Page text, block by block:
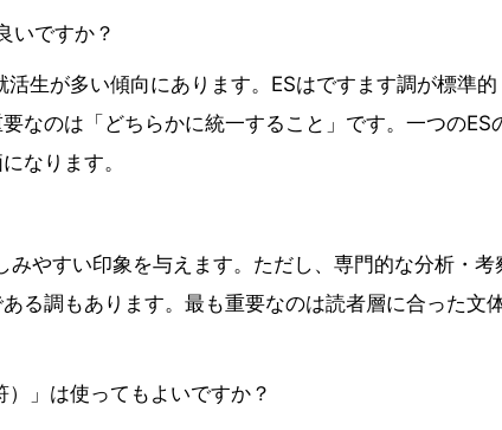
いですか？
生が多い傾向にあります。ESはですます調が標準的
なのは「どちらかに統一すること」です。一つのES
なります。
やすい印象を与えます。ただし、専門的な分析・考
る調もあります。最も重要なのは読者層に合った文
」は使ってもよいですか？